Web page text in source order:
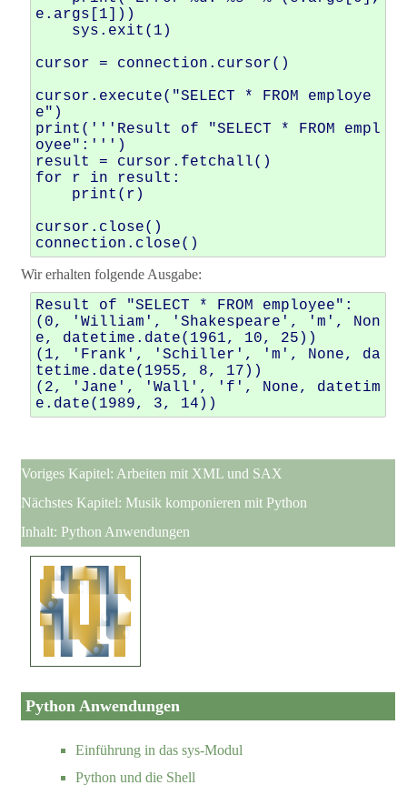
e.args[1]))
cursor = connection.cursor()
cursor.execute("SELECT * FROM employe
e")
print('''Result of "SELECT * FROM empl
oyee":''')
result = cursor.fetchall()
for r in result:
cursor.close()
Wir erhalten folgende Ausgabe:
Result of "SELECT * FROM employee":
(0, 'William', 'Shakespeare', 'm', Non
e, datetime.date(1961, 10, 25))
(1, 'Frank', 'Schiller', 'm', None, da
tetime.date(1955, 8, 17))
(2, 'Jane', 'Wall', 'f', None, datetim
Voriges Kapitel: Arbeiten mit XML und SAX
Nächstes Kapitel: Musik komponieren mit Python
Inhalt: Python Anwendungen
Python Anwendungen
Einführung in das sys-Modul
Python und die Shell